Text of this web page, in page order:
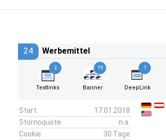
24 Werbemittel
2
Textlinks
19
Banner
1
DeepLink
Start
17.01.2018
Stornoquote
n.a.
Cookie
30 Tage